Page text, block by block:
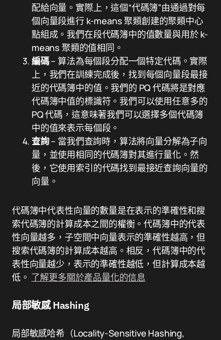
配給向量。實際上，這個“代碼簿”由通過對每
個向量段進行 k-means 聚類創建的聚類中心
點組成。我們在段代碼簿中的值數量與用於 k-
means 聚類的值相同。
編碼– 算法為每個段分配一個特定代碼。實際
上，我們在訓練完成後，找到每個向量段最接
近的代碼簿中的值。我們的 PQ 代碼將是對應
代碼簿中值的標識符。我們可以使用任意多的
PQ 代碼，這意味著我們可以選擇多個代碼簿
中的值來表示每個段。
查詢– 當我們查詢時，算法將向量分解為子向
量，並使用相同的代碼簿對其進行量化。然
後，它使用索引的代碼找到最接近查詢向量的
向量。
代碼簿中代表性向量的數量是在表示的準確性和搜
索代碼簿的計算成本之間的權衡。代碼簿中的代表
性向量越多，子空間中向量表示的準確性越高，但
搜索代碼簿的計算成本越高。相反，代碼簿中的代
表性向量越少，表示的準確性越低，但計算成本越
低。 了解更多關於產品量化的信息
局部敏感 Hashing
局部敏感哈希（Locality-Sensitive Hashing,